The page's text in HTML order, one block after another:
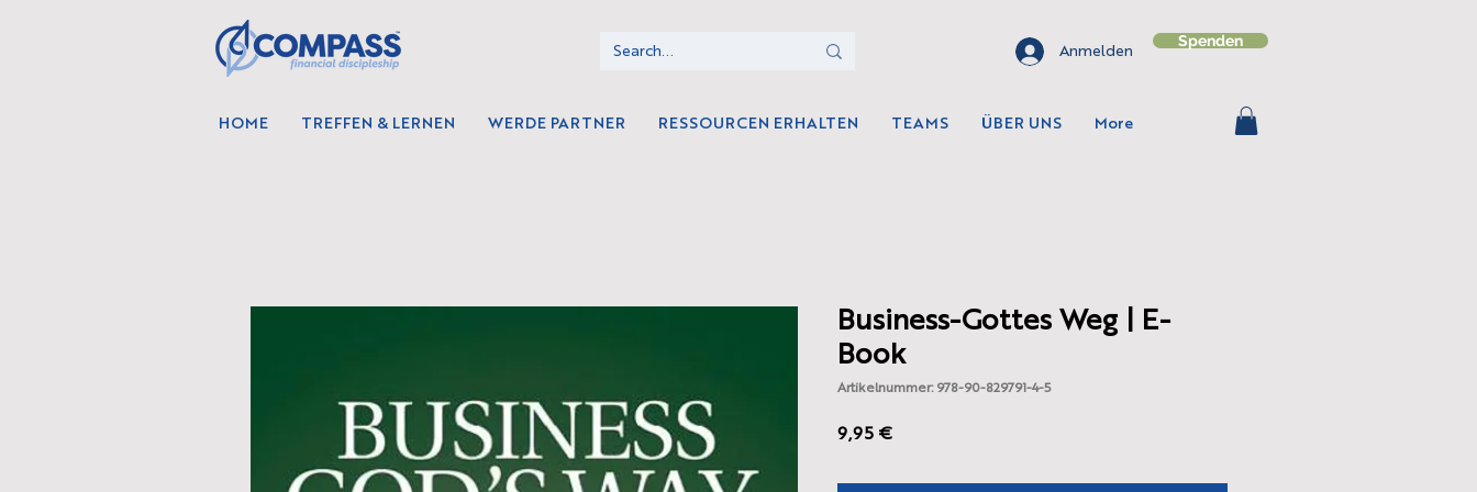
Anmelden
Spenden
HOME TREFFEN & LERNEN WERDE PARTNER RESSOURCEN ERHALTEN TEAMS ÜBER UNS More
Business-Gottes Weg | E-
Book
Artikelnummer: 978-90-829791-4-5
9,95 €Preis